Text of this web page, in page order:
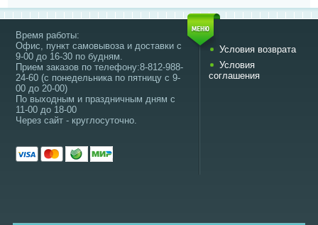
Время работы:
Офис, пункт самовывоза и доставки с
9-00 до 16-30 по будням.
Прием заказов по телефону:8-812-988-
24-60 (с понедельника по пятницу с 9-
00 до 20-00)
По выходным и праздничным дням с
11-00 до 18-00
Через сайт - круглосуточно.
Условия возврата
Условия
соглашения